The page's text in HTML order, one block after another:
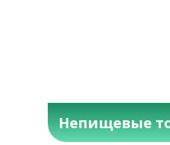
Непищевые